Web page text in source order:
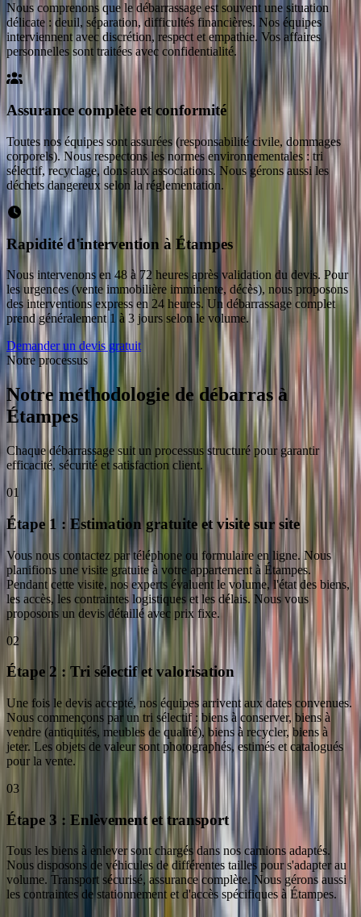
Nous comprenons que le débarrassage est souvent une situation
délicate : deuil, séparation, difficultés financières. Nos équipes
interviennent avec discrétion, respect et empathie. Vos affaires
personnelles sont traitées avec confidentialité.
Assurance complète et conformité
Toutes nos équipes sont assurées (responsabilité civile, dommages
corporels). Nous respectons les normes environnementales : tri
sélectif, recyclage, dons aux associations. Nous gérons aussi les
déchets dangereux selon la réglementation.
Rapidité d'intervention à Étampes
Nous intervenons en 48 à 72 heures après validation du devis. Pour
les urgences (vente immobilière imminente, décès), nous proposons
des interventions express en 24 heures. Un débarrassage complet
prend généralement 1 à 3 jours selon le volume.
Demander un devis gratuit
Notre processus
Notre méthodologie de débarrasà
Étampes
Chaque débarrassage suit un processus structuré pour garantir
efficacité, sécurité et satisfaction client.
01
Étape 1 : Estimation gratuite et visite sur site
Vous nous contactez par téléphone ou formulaire en ligne. Nous
planifions une visite gratuite à votre appartement à Étampes.
Pendant cette visite, nos experts évaluent le volume, l'état des biens,
les accès, les contraintes logistiques et les délais. Nous vous
proposons un devis détaillé avec prix fixe.
02
Étape 2 : Tri sélectif et valorisation
Une fois le devis accepté, nos équipes arrivent aux dates convenues.
Nous commençons par un tri sélectif : biens à conserver, biens à
vendre (antiquités, meubles de qualité), biens à recycler, biens à
jeter. Les objets de valeur sont photographés, estimés et catalogués
pour la vente.
03
Étape 3 : Enlèvement et transport
Tous les biens à enlever sont chargés dans nos camions adaptés.
Nous disposons de véhicules de différentes tailles pour s'adapter au
volume. Transport sécurisé, assurance complète. Nous gérons aussi
les contraintes de stationnement et d'accès spécifiques à Étampes.